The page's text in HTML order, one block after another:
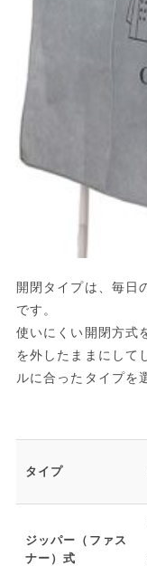
開閉タイプは、毎日
です。
使いにくい開閉方式
を外したままにして
ルに合ったタイプを
タイプ
ジッパー（ファス
ナー）式